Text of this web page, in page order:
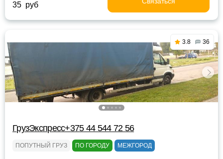
35 руб
3.8 36
ГрузЭкспресс+375 44 544 72 56
ПОПУТНЫЙ ГРУЗ ПО ГОРОДУ МЕЖГОРОД